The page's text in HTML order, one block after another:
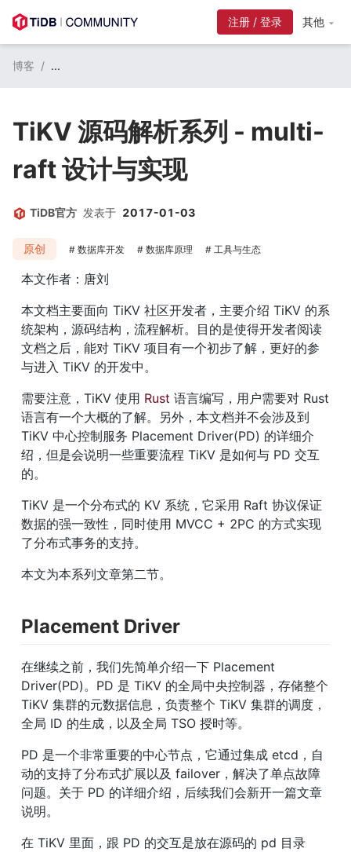
注册 / 登录 其他
博客 / ...
TiKV 源码解析系列 - multi-
raft 设计与实现
TiDB官方 发表于 2017-01-03
原创 数据库开发 数据库原理 工具与生态
本文作者：唐刘
本文档主要面向 TiKV 社区开发者，主要介绍 TiKV 的系
统架构，源码结构，流程解析。目的是使得开发者阅读
文档之后，能对 TiKV 项目有一个初步了解，更好的参
与进入 TiKV 的开发中。
需要注意，TiKV 使用 Rust 语言编写，用户需要对 Rust
语言有一个大概的了解。另外，本文档并不会涉及到
TiKV 中心控制服务 Placement Driver(PD) 的详细介
绍，但是会说明一些重要流程 TiKV 是如何与 PD 交互
的。
TiKV 是一个分布式的 KV 系统，它采用 Raft 协议保证
数据的强一致性，同时使用 MVCC + 2PC 的方式实现
了分布式事务的支持。
本文为本系列文章第二节。
Placement Driver
在继续之前，我们先简单介绍一下 Placement
Driver(PD)。PD 是 TiKV 的全局中央控制器，存储整个
TiKV 集群的元数据信息，负责整个 TiKV 集群的调度，
全局 ID 的生成，以及全局 TSO 授时等。
PD 是一个非常重要的中心节点，它通过集成 etcd，自
动的支持了分布式扩展以及 failover，解决了单点故障
问题。关于 PD 的详细介绍，后续我们会新开一篇文章
说明。
在 TiKV 里面，跟 PD 的交互是放在源码的 pd 目录